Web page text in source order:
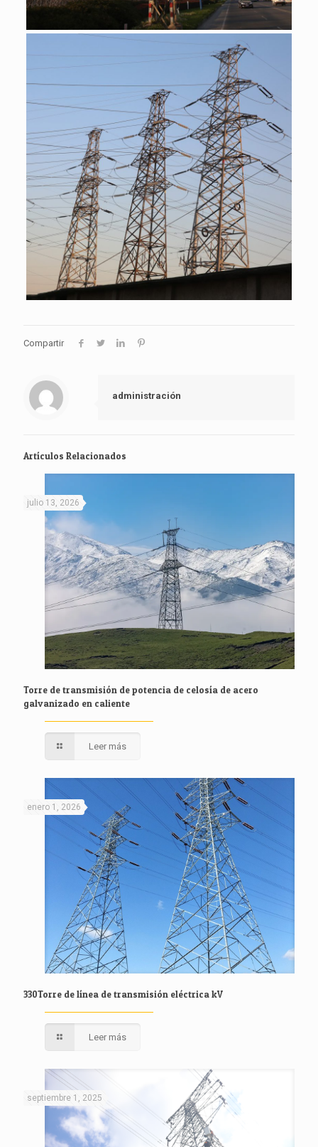
Compartir
administración
Artículos Relacionados
julio 13, 2026
Torre de transmisión de potencia de celosía de acero
galvanizado en caliente
Leer más
enero 1, 2026
330Torre de línea de transmisión eléctrica kV
Leer más
septiembre 1, 2025